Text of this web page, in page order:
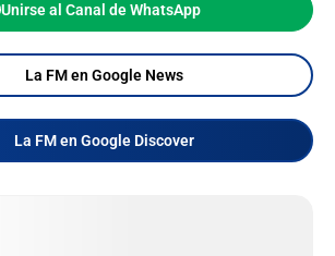
Unirse al Canal de WhatsApp
La FM en Google News
La FM en Google Discover